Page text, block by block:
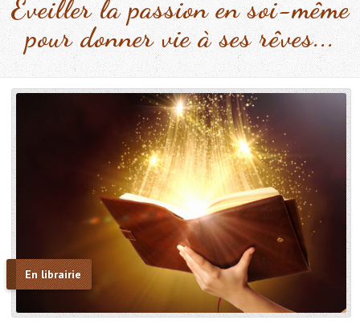
Éveiller la passion en soi-même
pour donner vie à ses rêves...
En librairie